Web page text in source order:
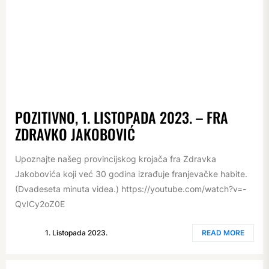
POZITIVNO, 1. LISTOPADA 2023. – FRA
ZDRAVKO JAKOBOVIĆ
Upoznajte našeg provincijskog krojača fra Zdravka
Jakobovića koji već 30 godina izrađuje franjevačke habite.
(Dvadeseta minuta videa.) https://youtube.com/watch?v=-
QvICy2oZ0E
1. Listopada 2023. READ MORE